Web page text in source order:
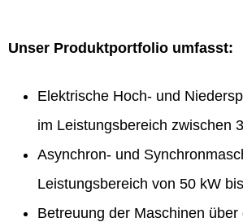
Unser Produktportfolio umfasst:
Elektrische Hoch- und
im Leistungsbereich zwischen
Asynchron- und
Leistungsbereich von 50 kW
Betreuung der Maschinen über